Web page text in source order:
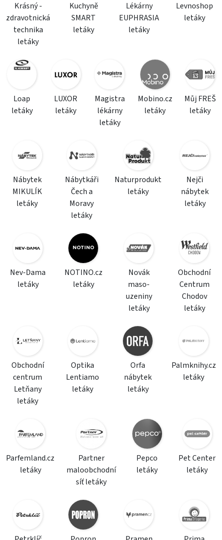
Krásný -
zdravotnická
technika
letáky
Kuchyně
SMART
letáky
Lékárny
EUPHRASIA
letáky
Levnoshop
letáky
Loap
letáky
LUXOR
letáky
Magistra
lékárny
letáky
Mobino.cz
letáky
Můj FREŠ
letáky
Nábytek
MIKULÍK
letáky
Nábytkáři
Čech a
Moravy
letáky
Naturprodukt
letáky
Nejči
nábytek
letáky
Nev-Dama
letáky
NOTINO.cz
letáky
Novák
maso-
uzeniny
letáky
Obchodní
Centrum
Chodov
letáky
Obchodní
centrum
Letňany
letáky
Optika
Lentiamo
letáky
Orfa
nábytek
letáky
Palmknihy.cz
letáky
Parfemland.cz
letáky
Partner
maloobchodní
síť letáky
Pepco
letáky
Pet Center
letáky